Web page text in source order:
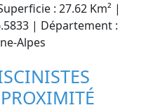
: 27.62 Km² |
| Département :
Alpes